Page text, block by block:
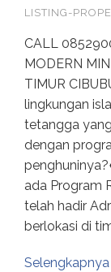
LISTING-
CALL
MODERN
TIMUR
lingkungan
tetangga
dengan
ada Program
telah hadir
berlokasi di
Selengkapnya